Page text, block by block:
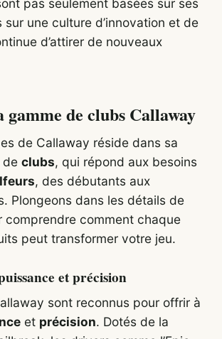
sur une culture d’innovation et de
d’attirer de nouveaux
de clubs Callaway
de Callaway réside dans sa
de clubs, qui répond aux besoins
, des débutants aux
Plongeons dans les détails de
comprendre comment chaque
peut transformer votre jeu.
et précision
sont reconnus pour offrir à
et précision. Dotés de la